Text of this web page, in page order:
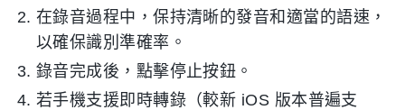
在錄音過程中，保持清晰的發音和適當的語速，
以確保識別準確率。
錄音完成後，點擊停止按鈕。
若手機支援即時轉錄（較新 iOS 版本普遍支